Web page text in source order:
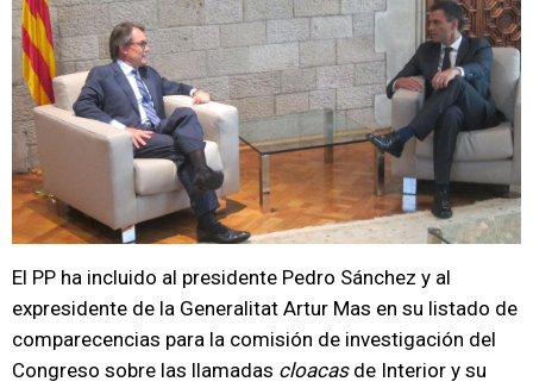
El PP ha incluido al presidente Pedro Sánchez y al
expresidente de la Generalitat Artur Mas en su listado de
comparecencias para la comisión de investigación del
Congreso sobre las llamadas cloacas de Interior y su